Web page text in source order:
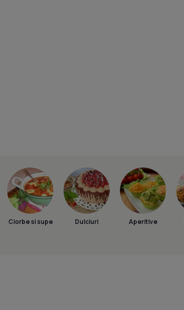
Ciorbe si supe Dulciuri Aperitive